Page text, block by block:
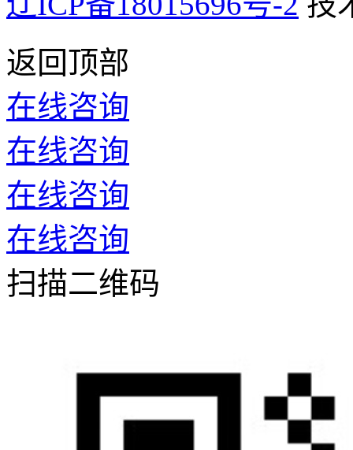
返回顶部
在线咨询
在线咨询
在线咨询
在线咨询
扫描二维码